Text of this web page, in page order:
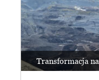
Transformacja